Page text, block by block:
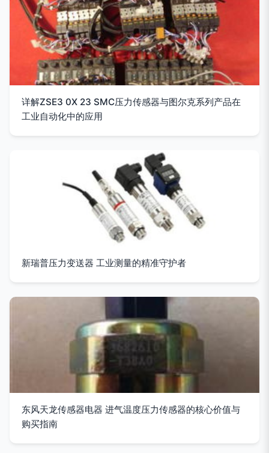
详解ZSE3 0X 23 SMC压力传感器与图尔克系列产品在
工业自动化中的应用
新瑞普压力变送器 工业测量的精准守护者
东风天龙传感器电器 进气温度压力传感器的核心价值与
购买指南